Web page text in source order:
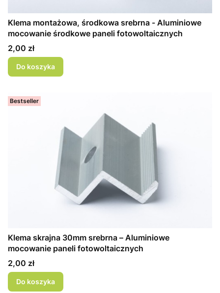
Klema montażowa, środkowa srebrna - Aluminiowe
mocowanie środkowe paneli fotowoltaicznych
Cena
2,00 zł
Do koszyka
Bestseller
Klema skrajna 30mm srebrna – Aluminiowe
mocowanie paneli fotowoltaicznych
Cena
2,00 zł
Do koszyka